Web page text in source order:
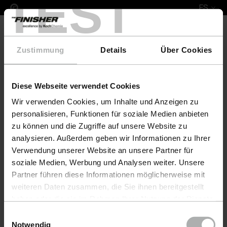
TEST
Zustimmung Details Über Cookies
Diese Webseite verwendet Cookies
Wir verwenden Cookies, um Inhalte und Anzeigen zu
personalisieren, Funktionen für soziale Medien anbieten
zu können und die Zugriffe auf unsere Website zu
analysieren. Außerdem geben wir Informationen zu Ihrer
Verwendung unserer Website an unsere Partner für
soziale Medien, Werbung und Analysen weiter. Unsere
Partner führen diese Informationen möglicherweise mit
weiteren Daten zusammen, die Sie ihnen bereitgestellt
Einstellungen zu den Cookies finden Sie unter
Notwendig
ES
COLOURLOCK Nubuck Fresh sample based 250 ml